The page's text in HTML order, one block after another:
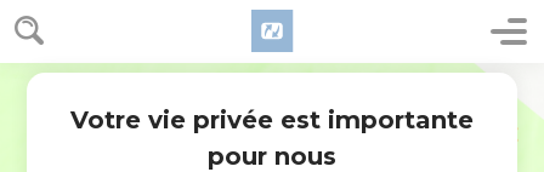
Votre vie privée est importante
pour nous